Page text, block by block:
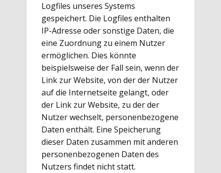
Logfiles unseres Systems
gespeichert. Die Logfiles enthalten
IP-Adresse oder sonstige Daten, die
eine Zuordnung zu einem Nutzer
ermöglichen. Dies könnte
beispielsweise der Fall sein, wenn der
Link zur Website, von der der Nutzer
auf die Internetseite gelangt, oder
der Link zur Website, zu der der
Nutzer wechselt, personenbezogene
Daten enthält. Eine Speicherung
dieser Daten zusammen mit anderen
personenbezogenen Daten des
Nutzers findet nicht statt.